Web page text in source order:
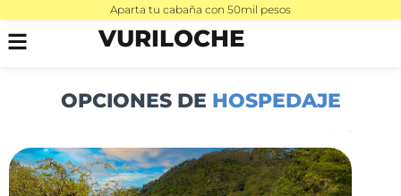
Aparta tu cabaña con 50mil pesos
VURILOCHE
OPCIONES DE HOSPEDAJE